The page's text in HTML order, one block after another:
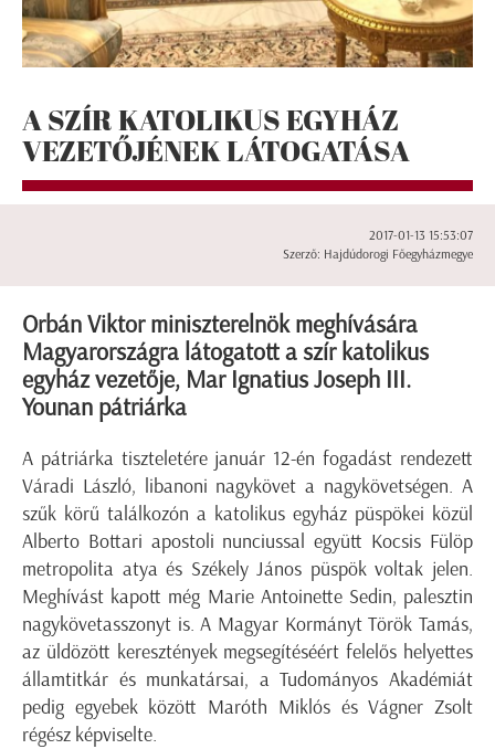
A SZÍR KATOLIKUS EGYHÁZ
VEZETŐJÉNEK LÁTOGATÁSA
2017-01-13 15:53:07
Szerző: Hajdúdorogi Főegyházmegye
Orbán Viktor miniszterelnök meghívására
Magyarországra látogatott a szír katolikus
egyház vezetője, Mar Ignatius Joseph III.
Younan pátriárka
A pátriárka tiszteletére január 12-én fogadást rendezett
Váradi László, libanoni nagykövet a nagykövetségen. A
szűk körű találkozón a katolikus egyház püspökei közül
Alberto Bottari apostoli nunciussal együtt Kocsis Fülöp
metropolita atya és Székely János püspök voltak jelen.
Meghívást kapott még Marie Antoinette Sedin, palesztin
nagykövetasszonyt is. A Magyar Kormányt Török Tamás,
az üldözött keresztények megsegítéséért felelős helyettes
államtitkár és munkatársai, a Tudományos Akadémiát
pedig egyebek között Maróth Miklós és Vágner Zsolt
régész képviselte.